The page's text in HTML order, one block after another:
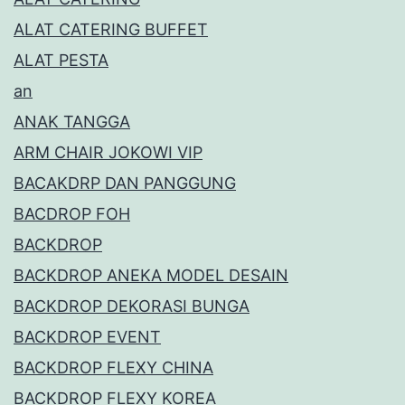
ALAT CATERING BUFFET
ALAT PESTA
an
ANAK TANGGA
ARM CHAIR JOKOWI VIP
BACAKDRP DAN PANGGUNG
BACDROP FOH
BACKDROP
BACKDROP ANEKA MODEL DESAIN
BACKDROP DEKORASI BUNGA
BACKDROP EVENT
BACKDROP FLEXY CHINA
BACKDROP FLEXY KOREA